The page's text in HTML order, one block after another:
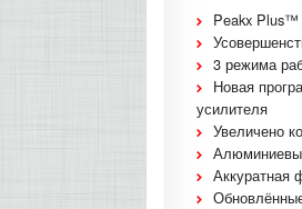
Peakx Plus™
3 режима
Новая
усилителя
Увеличено
Аккуратная